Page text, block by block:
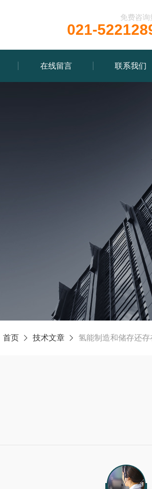
免费咨询
021-
在线留言 联系我们
首页 技术文章 氢能制造和储存还